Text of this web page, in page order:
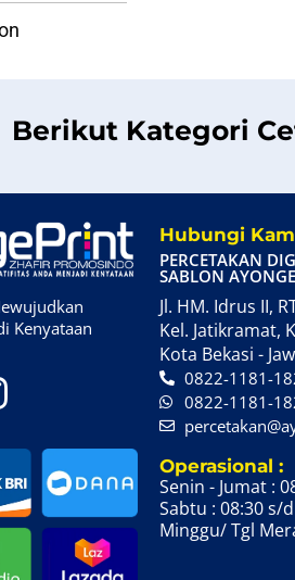
Berikut Kategori
Kenyataan
Hubungi
PERCETAKAN
SABLON
Jl. HM. Idrus II,
Kel. Jatikramat,
Kota Bekasi -
0822-1181-
0822-1181-
Operasional :
Senin - Jumat :
Sabtu : 08:30 s/
Minggu/ Tgl